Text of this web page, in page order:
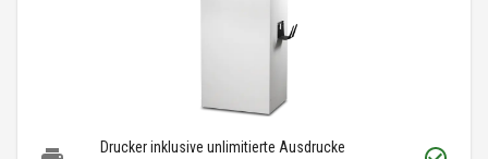
Drucker inklusive unlimitierte Ausdrucke